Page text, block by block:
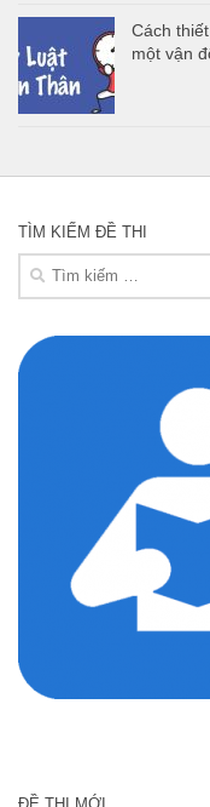
Cách
một vận
TÌM KIẾM ĐỀ THI
Tìm
kiếm